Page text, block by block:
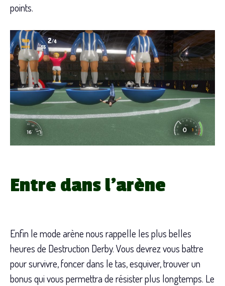
points.
Entre dans l’arène
Enfin le mode arène nous rappelle les plus belles
heures de Destruction Derby. Vous devrez vous battre
pour survivre, foncer dans le tas, esquiver, trouver un
bonus qui vous permettra de résister plus longtemps. Le